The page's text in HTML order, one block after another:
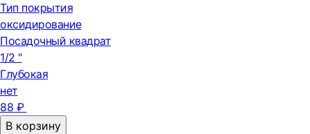
Тип покрытия
оксидирование
Посадочный квадрат
1/2 "
Глубокая
нет
88 ₽
В корзину